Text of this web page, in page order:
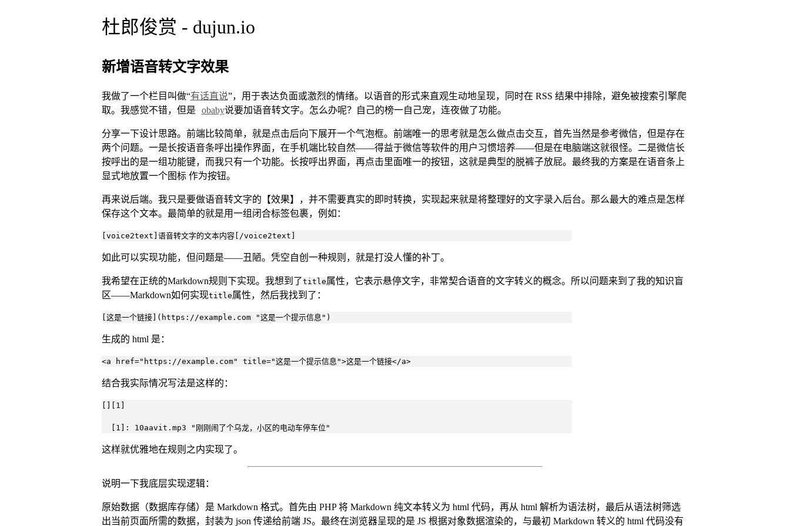
杜郎俊赏 - dujun.io
新增语音转文字效果
我做了一个栏目叫做“有话直说”，用于表达负面或激烈的情绪。以语音的形式来直观生动地呈现，同时在 RSS 结果中排除，避免被搜索引擎爬
取。我感觉不错，但是
obaby说要加语音转文字。怎么办呢？自己的榜一自己宠，连夜做了功能。
分享一下设计思路。前端比较简单，就是点击后向下展开一个气泡框。前端唯一的思考就是怎么做点击交互，首先当然是参考微信，但是存在
两个问题。一是长按语音条呼出操作界面，在手机端比较自然——得益于微信等软件的用户习惯培养——但是在电脑端这就很怪。二是微信长
按呼出的是一组功能键，而我只有一个功能。长按呼出界面，再点击里面唯一的按钮，这就是典型的脱裤子放屁。最终我的方案是在语音条上
显式地放置一个图标 作为按钮。
再来说后端。我只是要做语音转文字的【效果】，并不需要真实的即时转换，实现起来就是将整理好的文字录入后台。那么最大的难点是怎样
保存这个文本。最简单的就是用一组闭合标签包裹，例如：
[voice2text]语音转文字的文本内容[/voice2text]
如此可以实现功能，但问题是——丑陋。凭空自创一种规则，就是打没人懂的补丁。
我希望在正统的Markdown规则下实现。我想到了title属性，它表示悬停文字，非常契合语音的文字转义的概念。所以问题来到了我的知识盲
区——Markdown如何实现title属性，然后我找到了：
[这是一个链接](https://example.com "这是一个提示信息")
生成的 html 是：
<a href="https://example.com" title="这是一个提示信息">这是一个链接</a>
结合我实际情况写法是这样的：
[][1]
  [1]: 10aavit.mp3 "刚刚闹了个乌龙，小区的电动车停车位"
这样就优雅地在规则之内实现了。
说明一下我底层实现逻辑：
原始数据（数据库存储）是 Markdown 格式。首先由 PHP 将 Markdown 纯文本转义为 html 代码，再从 html 解析为语法树，最后从语法树筛选
出当前页面所需的数据，封装为 json 传递给前端 JS。最终在浏览器呈现的是 JS 根据对象数据渲染的，与最初 Markdown 转义的 html 代码没有